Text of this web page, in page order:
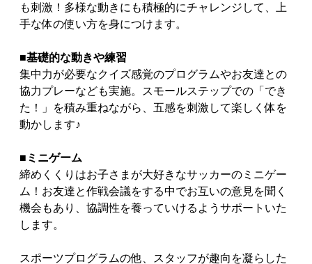
も刺激！多様な動きにも積極的にチャレンジして、上
手な体の使い方を身につけます。
■基礎的な動きや練習
集中力が必要なクイズ感覚のプログラムやお友達との
協力プレーなども実施。スモールステップでの「でき
た！」を積み重ねながら、五感を刺激して楽しく体を
動かします♪
■ミニゲーム
締めくくりはお子さまが大好きなサッカーのミニゲー
ム！お友達と作戦会議をする中でお互いの意見を聞く
機会もあり、協調性を養っていけるようサポートいた
します。
スポーツプログラムの他、スタッフが趣向を凝らした